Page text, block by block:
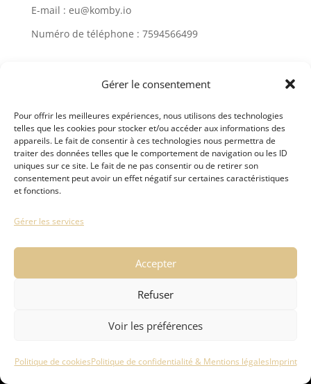
Gérer le consentement
Pour offrir les meilleures expériences, nous utilisons des technologies
telles que les cookies pour stocker et/ou accéder aux informations des
appareils. Le fait de consentir à ces technologies nous permettra de
traiter des données telles que le comportement de navigation ou les ID
uniques sur ce site. Le fait de ne pas consentir ou de retirer son
consentement peut avoir un effet négatif sur certaines caractéristiques
et fonctions.
Gérer les services
Accepter
Refuser
Voir les préférences
Politique de cookiesPolitique de confidentialité & Mentions légalesImprint
E-mail : eu@komby.io
Numéro de téléphone : 7594566499
1. Général
1.1 Nous sommes enregistrés chez compagny house
sous le numéro de licence ou d’enregistrement :
une commission d’arbitrage des consommateurs.
bistrotmarcel.com 2025| Propulsé par
Mentions légales & Politique de confidentialité